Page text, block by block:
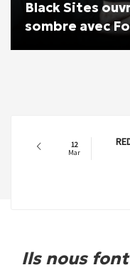
Black Sites
sombre avec
12
Mar
Ils nous